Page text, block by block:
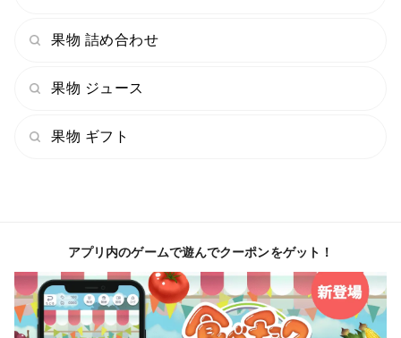
果物 詰め合わせ
果物 ジュース
果物 ギフト
アプリ内のゲームで遊んでクーポンをゲット！